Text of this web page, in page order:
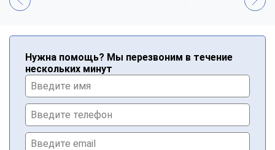
Нужна помощь? Мы перезвоним в течение
нескольких минут